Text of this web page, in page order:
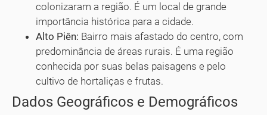
colonizaram a região. É um local de grande
importância histórica para a cidade.
Alto Piên: Bairro mais afastado do centro, com
predominância de áreas rurais. É uma região
conhecida por suas belas paisagens e pelo
cultivo de hortaliças e frutas.
Dados Geográficos e Demográficos